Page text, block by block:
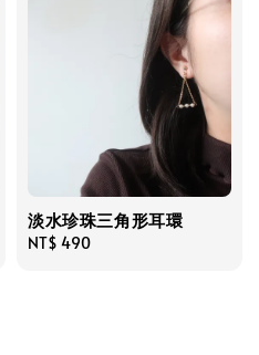
淡水珍珠三角形耳環
Regular
NT$ 490